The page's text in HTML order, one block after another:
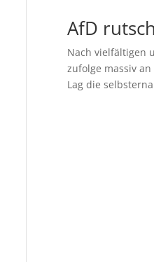
AfD
Nach vielfältigen
zufolge massiv
Lag die